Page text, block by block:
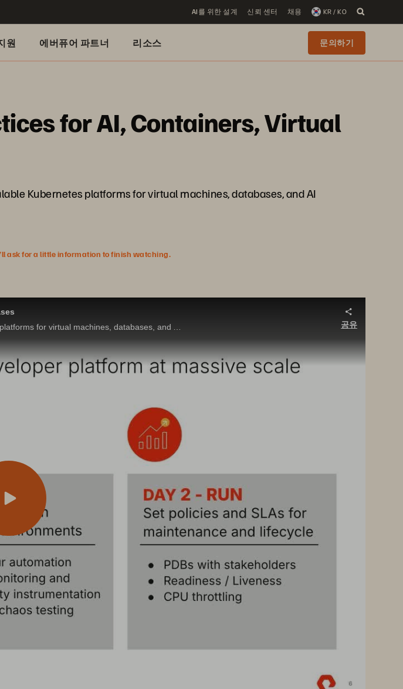
AI를 위한 설계 신뢰 센터 채용 KR / KO
원 에버퓨어 파트너 리소스 문의하기
for AI, Containers, Virtual
Kubernetes platforms for virtual machines, databases, and AI
ask for a little information to finish watching.
공유